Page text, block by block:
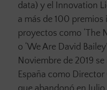
data) y el Innovation
a más de 100
proyectos como ‘The
o ‘We Are David
Noviembre de 2019
España como